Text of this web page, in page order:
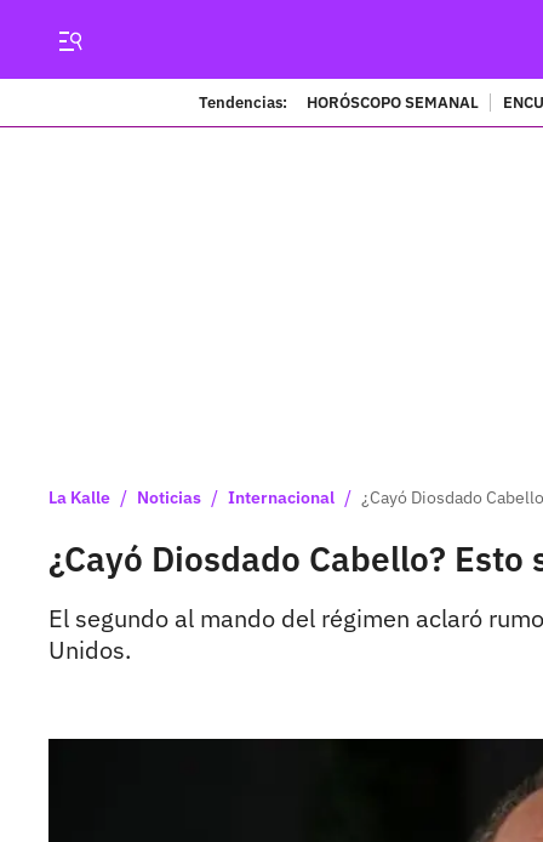
Tendencias: HORÓSCOPO SEMANAL
La Kalle / Noticias / Internacional / ¿Cayó Diosdado
¿Cayó Diosdado Cabello?
El segundo al mando del régimen aclaró
Unidos.